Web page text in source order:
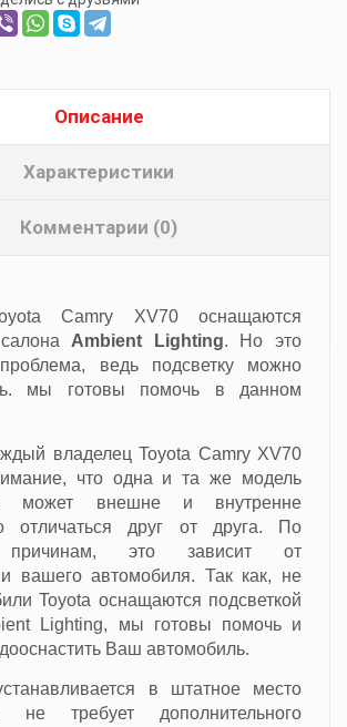
Описание
Характеристики
Комментарии (0)
Camry XV70 оснащаются
Ambient Lighting. Но это
ведь подсветку можно
мы готовы помочь в данном
владелец Toyota Camry XV70
что одна и та же модель
может внешне и внутренне
отличаться друг от друга. По
причинам, это зависит от
вашего автомобиля. Так как, не
Toyota оснащаются подсветкой
Lighting, мы готовы помочь и
Ваш автомобиль.
в штатное место
не требует дополнительного